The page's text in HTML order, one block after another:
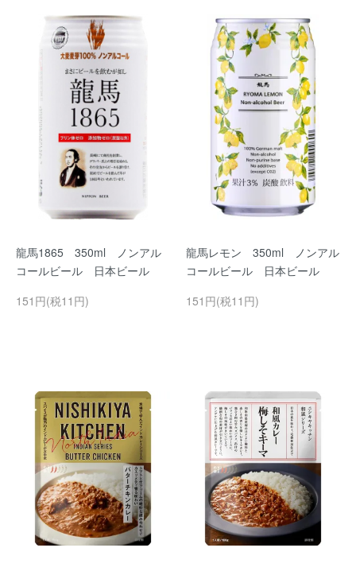
龍馬1865 350ml ノンアル
コールビール 日本ビール
151円(税11円)
龍馬レモン 350ml ノンアル
コールビール 日本ビール
151円(税11円)